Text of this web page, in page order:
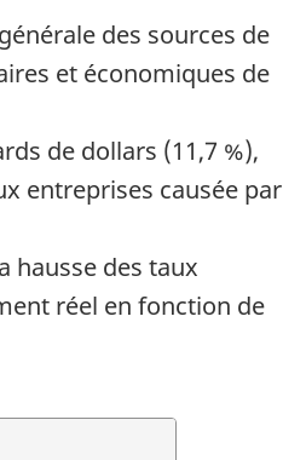
des sources de
et économiques de
de dollars (11,7 %),
entreprises causée par
hausse des taux
réel en fonction de